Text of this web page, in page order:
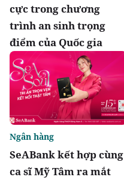
cực trong chương
trình an sinh trọng
điểm của Quốc gia
SeABank kết hợp cùng
ca sĩ Mỹ Tâm ra mắt
Ngân hàng